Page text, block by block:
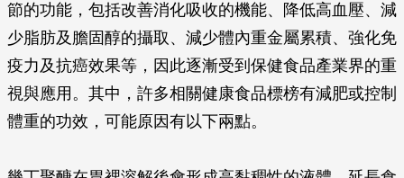
節的功能，包括改善消化吸收的機能、降低高血壓、減
少脂肪及膽固醇的攝取、減少體內重金屬累積、強化免
疫力及抗癌效果等，因此逐漸受到保健食品產業界的重
視與應用。其中，許多相關健康食品標榜有減肥或控制
體重的功效，可能原因有以下兩點。